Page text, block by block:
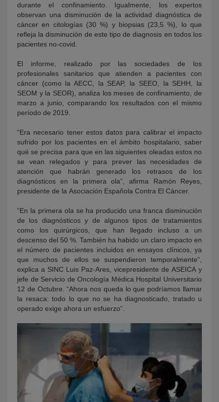
durante el confinamiento. Igualmente, los expertos
observan una disminución de la actividad diagnóstica de
cáncer en citologías (30 %) y biopsias (23,5 %), lo que
refleja la disminución de este tipo de diagnosis en todos los
pacientes no-covid.
El informe, realizado por las sociedades de los
profesionales sanitarios que atienden a pacientes con
cáncer (como la AECC, la SEAP, la SEEO, la SEHH, la
SEOM y la SEOR), analiza los meses de confinamiento, de
marzo a junio, comparando los resultados con el mismo
período de 2019.
“Era necesario tener estos datos para calibrar el impacto
sufrido por los pacientes en el ámbito hospitalario, saber
qué se precisa para que en las siguientes oleadas estos no
se vean relegados y para prever las necesidades de
atención que habrán generado los retrasos de los
diagnósticos en la primera ola”, afirma Ramón Reyes,
presidente de la Asociación Española Contra El Cáncer.
“En la primera ola se ha producido una franca disminución
de los diagnósticos y de algunos tipos de tratamientos
como los quirúrgicos, que han llegado incluso a un
descenso del 50 %. También ha habido un claro impacto en
el número de pacientes incluidos en ensayos clínicos, ya
que muchos de ellos se suspendieron temporalmente”,
explica a SINC Luis Paz-Ares, vicepresidente de ASEICA y
jefe de Servicio de Oncología Médica Hospital Universitario
12 de Octubre. “Ahora nos queda lo que podríamos llamar
la resaca: todo lo que no se ha diagnosticado, tratado u
operado exige ahora un esfuerzo”.